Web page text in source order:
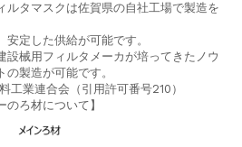
タマスクは佐賀県の自社工場で製造を
定した供給が可能です。
設械用フィルタメーカが培ってきたノウ
製造が可能です。
業連合会（引用許可番号210）
のろ材について】